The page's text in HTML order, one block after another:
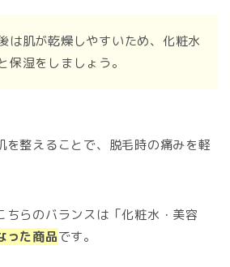
は肌が乾燥しやすいため、化粧水
保湿をしましょう。
を整えることで、脱毛時の痛みを軽
ちらのバランスは「化粧水・美容
った商品です。